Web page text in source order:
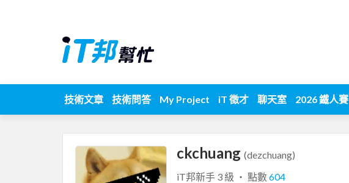
技術文章 技術問答 My Project iT 徵才 聊天室 2026 鐵人賽
ckchuang (dezchuang)
iT邦新手 3 級 ‧ 點數604